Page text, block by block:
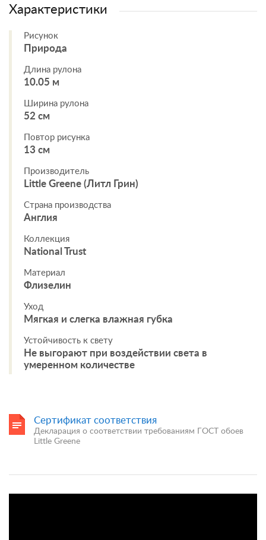
Характеристики
Рисунок
Природа
Длина рулона
10.05 м
Ширина рулона
52 см
Повтор рисунка
13 см
Производитель
Little Greene (Литл Грин)
Страна производства
Англия
Коллекция
National Trust
Материал
Флизелин
Уход
Мягкая и слегка влажная губка
Устойчивость к свету
Не выгорают при воздействии света в
умеренном количестве
Сертификат соответствия
Декларация о соответствии требованиям ГОСТ обоев
Little Greene